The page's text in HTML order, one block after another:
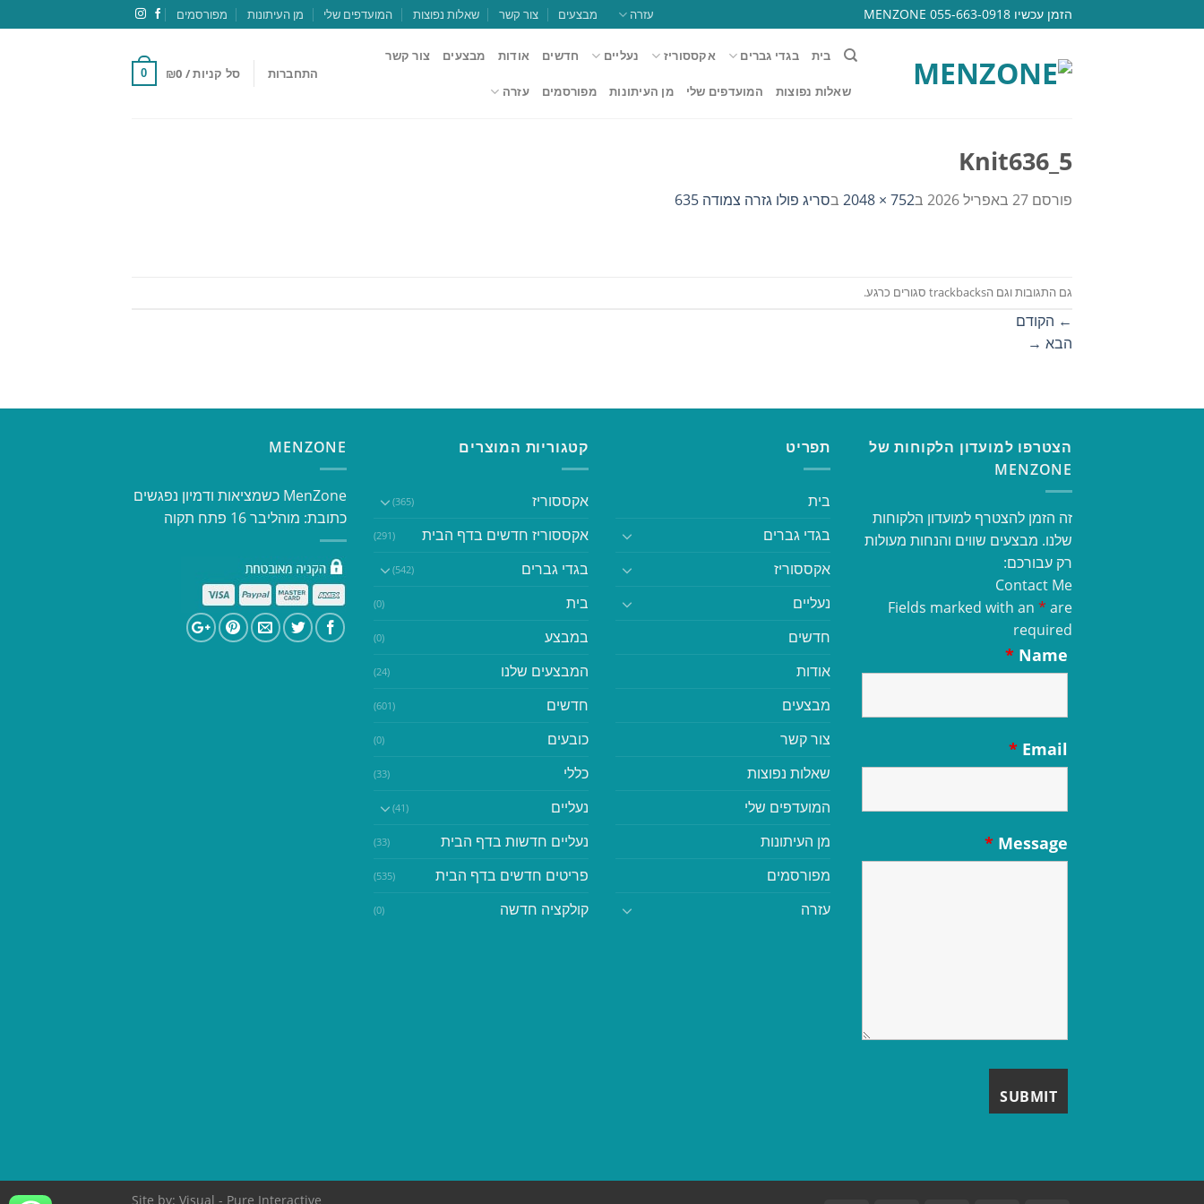
to
הזמן עכשיו 055-663-0918 MENZONE עזרה מבצעים צור קשר שאלות נפוצות המועדפים שלי מן העיתונות מפורסמים
בית בגדי גברים אקססוריז נעליים חדשים אודות מבצעים צור קשר
שאלות נפוצות המועדפים שלי מן העיתונות מפורסמים עזרה
התחברות סל קניות / ₪0
0
Knit636_5
פורסם 27 באפריל 2026 ב752 × 2048 בסריג פולו גזרה צמודה 635
גם התגובות וגם הtrackbacks סגורים כרגע.
← הקודם
הבא →
הצטרפו למועדון הלקוחות של
MENZONE
זה הזמן להצטרף למועדון הלקוחות
שלנו. מבצעים שווים והנחות מעולות
רק עבורכם:
Contact Me
Fields marked with an * are
required
Name
*
Email
*
Message
*
תפריט
בית
בגדי גברים
אקססוריז
נעליים
חדשים
אודות
מבצעים
צור קשר
שאלות נפוצות
המועדפים שלי
מן העיתונות
מפורסמים
עזרה
קטגוריות המוצרים
אקססוריז (365)
אקססוריז חדשים בדף הבית (291)
בגדי גברים (542)
בית (0)
במבצע (0)
המבצעים שלנו (24)
חדשים (601)
כובעים (0)
כללי (33)
נעליים (41)
נעליים חדשות בדף הבית (33)
פריטים חדשים בדף הבית (535)
קולקציה חדשה (0)
MENZONE
​​MenZone כשמציאות ודמיון נפגשים​
כתובת: מוהליבר 16 פתח תקוה
Site by: Visual - Pure Interactive